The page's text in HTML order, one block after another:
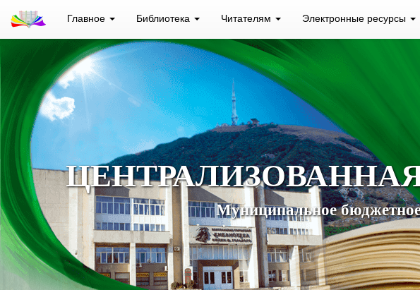
Главное Библиотека Читателям Электронные ресурсы
Муниципальное